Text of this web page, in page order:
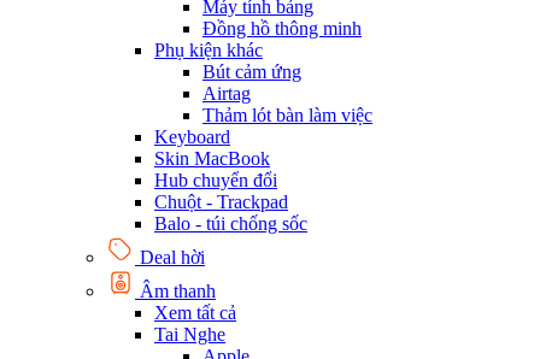
Máy tính bảng
Đồng hồ thông minh
Phụ kiện khác
Bút cảm ứng
Airtag
Thảm lót bàn làm việc
Keyboard
Skin MacBook
Hub chuyển đổi
Chuột - Trackpad
Balo - túi chống sốc
Deal hời
Âm thanh
Xem tất cả
Tai Nghe